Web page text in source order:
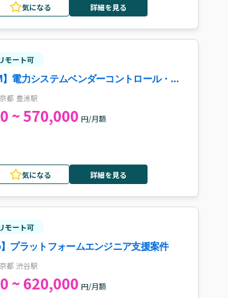
気になる 詳細を見る
モート可
】電力システムベンダーコントロール・受
求人
都 豊洲駅
~ 570,000 円/月額
気になる 詳細を見る
モート可
】プラットフォームエンジニア支援案件
都 渋谷駅
~ 620,000 円/月額